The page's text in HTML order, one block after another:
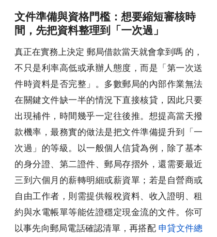
文件準備與資格門檻：想要縮短審核時
間，先把資料整理到「一次過」
真正在實務上決定 郵局借款當天就會拿到嗎 的，
不只是利率高低或承辦人態度，而是「第一次送
件時資料是否完整」。多數郵局的內部作業無法
在關鍵文件缺一半的情況下直接核貸，因此只要
出現補件，時間幾乎一定往後推。想提高當天撥
款機率，最務實的做法是把文件準備提升到「一
次過」的等級。以一般個人信貸為例，除了基本
的身分證、第二證件、郵局存摺外，還需要最近
三到六個月的薪轉明細或薪資單；若是自營商或
自由工作者，則需提供報稅資料、收入證明、租
約與水電帳單等能佐證穩定現金流的文件。你可
以事先向郵局電話確認清單，再搭配 申貸文件總